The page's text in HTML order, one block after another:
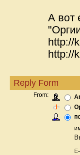
А вот
http://
http://
Reply Form
From: